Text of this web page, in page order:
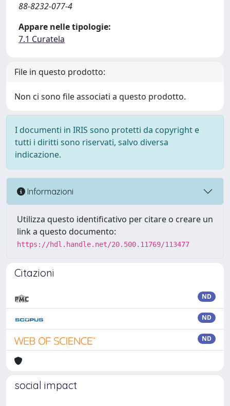
88-8232-077-4
Appare nelle tipologie:
7.1 Curatela
File in questo prodotto:
Non ci sono file associati a questo prodotto.
I documenti in IRIS sono protetti da copyright e
tutti i diritti sono riservati, salvo diversa
indicazione.
Informazioni
Utilizza questo identificativo per citare o creare un
link a questo documento:
https://hdl.handle.net/20.500.11769/113477
Citazioni
ND
ND
ND
social impact